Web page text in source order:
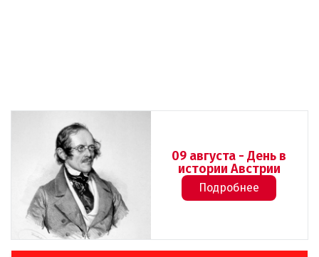
09 августа - День в
истории Австрии
Подробнее